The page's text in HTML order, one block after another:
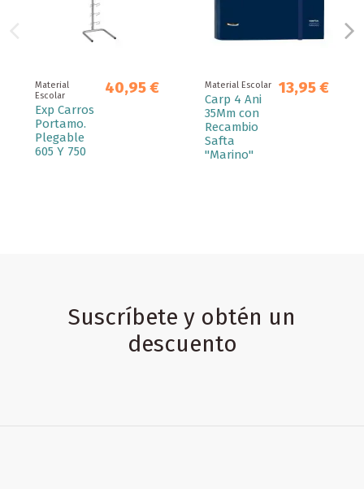
Material
Escolar
Exp Carros
Portamo.
Plegable
605 Y 750
40,95 € Material Escolar
Carp 4 Ani
35Mm con
Recambio
Safta
"Marino"
13,95 €
Suscríbete y obtén un
descuento